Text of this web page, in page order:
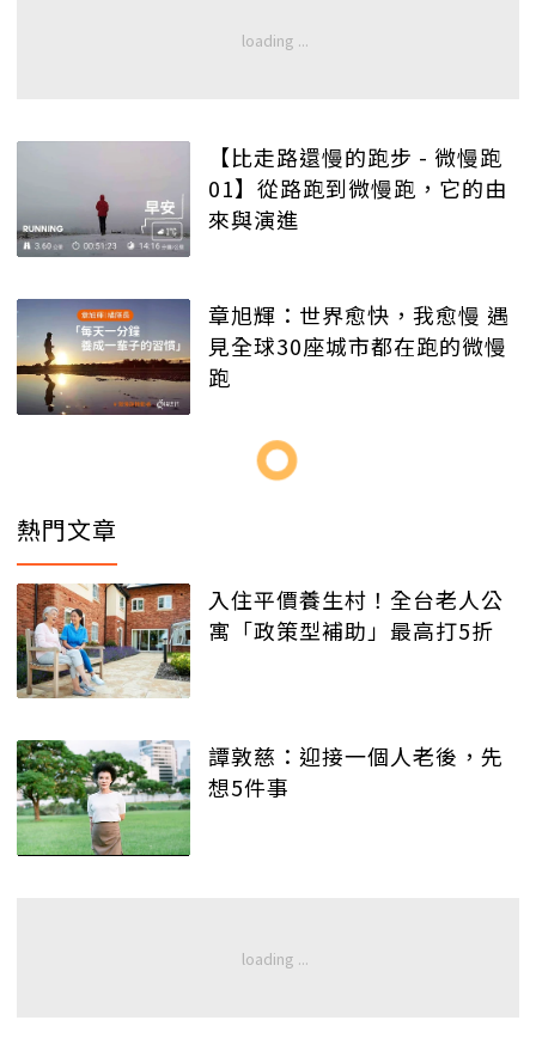
【比走路還慢的跑步 - 微慢跑
01】從路跑到微慢跑，它的由
來與演進
章旭輝：世界愈快，我愈慢 遇
見全球30座城市都在跑的微慢
跑
熱門文章
入住平價養生村！全台老人公
寓「政策型補助」最高打5折
譚敦慈：迎接一個人老後，先
想5件事